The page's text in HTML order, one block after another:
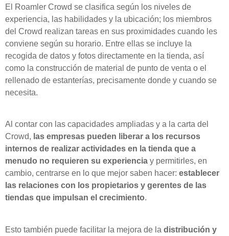
El Roamler Crowd se clasifica según los niveles de
experiencia, las habilidades y la ubicación; los miembros
del Crowd realizan tareas en sus proximidades cuando les
conviene según su horario. Entre ellas se incluye la
recogida de datos y fotos directamente en la tienda, así
como la construcción de material de punto de venta o el
rellenado de estanterías, precisamente donde y cuando se
necesita.
Al contar con las capacidades ampliadas y a la carta del
Crowd, las empresas pueden liberar a los recursos
internos de realizar actividades en la tienda que a
menudo no requieren su experiencia y permitirles, en
cambio, centrarse en lo que mejor saben hacer: establecer
las relaciones con los propietarios y gerentes de las
tiendas que impulsan el crecimiento.
Esto también puede facilitar la mejora de la distribución y